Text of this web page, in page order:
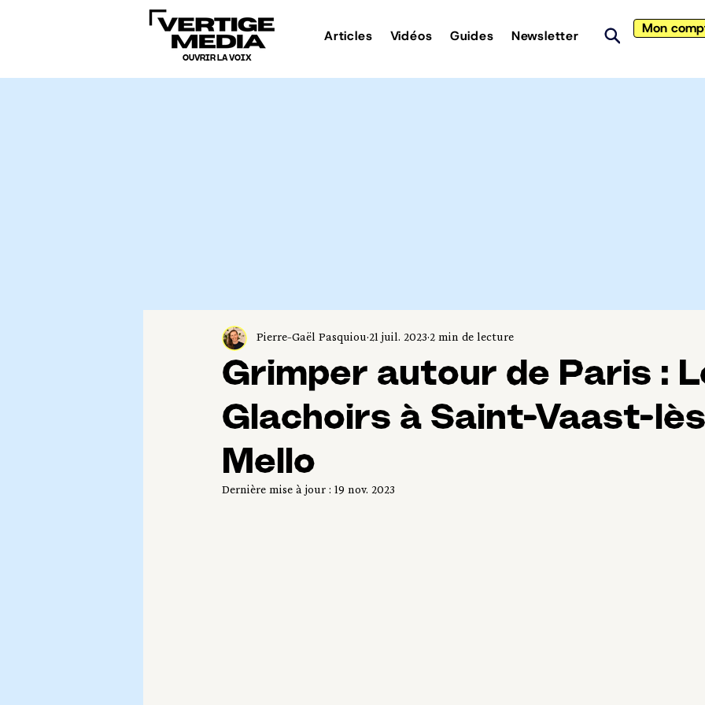
OUVRIR LA VOIX
Articles Vidéos Guides Newsletter Mon
Grimper autour de Paris :
Glachoirs à Saint-Vaast-
Mello
Pierre-Gaël Pasquiou 21 juil. 2023 2 min de lecture
Dernière mise à jour : 19 nov. 2023